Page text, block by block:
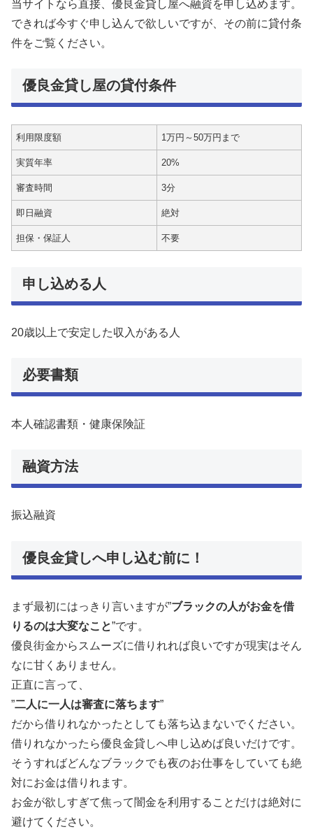
当サイトなら直接、優良金貸し屋へ融資を申し込めます。
できれば今すぐ申し込んで欲しいですが、その前に貸付条
件をご覧ください。
優良金貸し屋の貸付条件
利用限度額 1万円～50万円まで
実質年率 20%
審査時間 3分
即日融資 絶対
担保・保証人 不要
申し込める人
20歳以上で安定した収入がある人
必要書類
本人確認書類・健康保険証
融資方法
振込融資
優良金貸しへ申し込む前に！
まず最初にはっきり言いますが”ブラックの人がお金を借
りるのは大変なこと”です。
優良街金からスムーズに借りれれば良いですが現実はそん
なに甘くありません。
正直に言って、
”二人に一人は審査に落ちます”
だから借りれなかったとしても落ち込まないでください。
借りれなかったら優良金貸しへ申し込めば良いだけです。
そうすればどんなブラックでも夜のお仕事をしていても絶
対にお金は借りれます。
お金が欲しすぎて焦って闇金を利用することだけは絶対に
避けてください。